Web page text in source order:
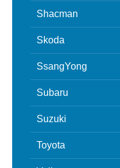
Shacman
Skoda
SsangYong
Subaru
Suzuki
Toyota